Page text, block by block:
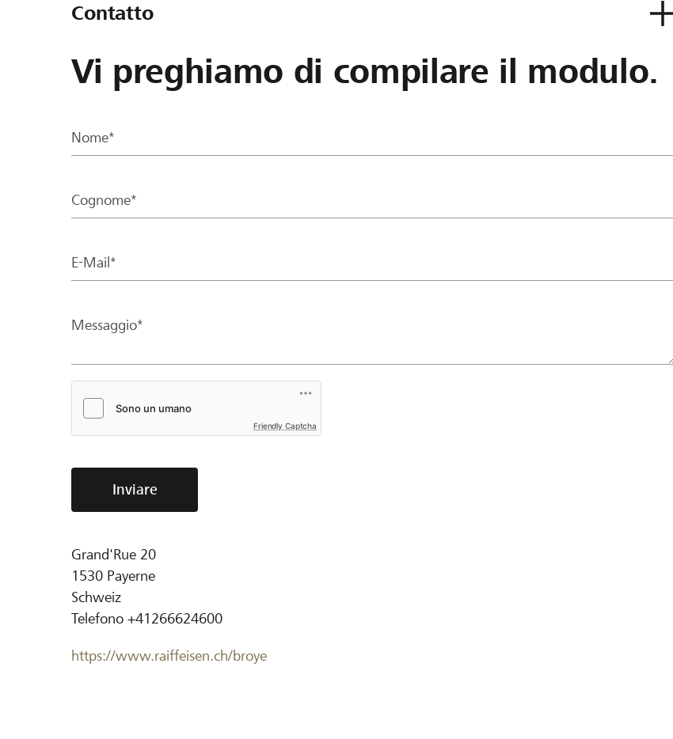
Contatto
Vi preghiamo di compilare il modulo.
Nome*
Cognome*
E-Mail*
Messaggio*
Friendly Captcha
Inviare
Grand'Rue 20
1530 Payerne
Schweiz
Telefono +41266624600
https://www.raiffeisen.ch/broye